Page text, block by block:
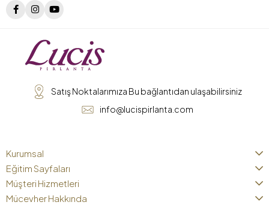
Satış Noktalarımıza Bu bağlantıdan ulaşabilirsiniz
info@lucispirlanta.com
Kurumsal
Eğitim Sayfaları
Müşteri Hizmetleri
Mücevher Hakkında